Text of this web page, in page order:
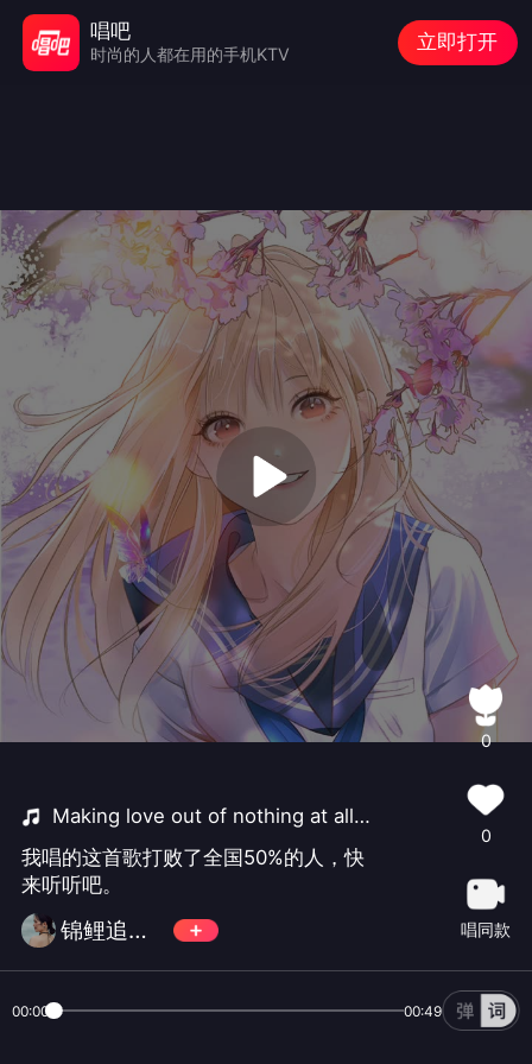
Making love out of nothing at all【Live】
我唱的这首歌打败了全国50%的人，快
来听听吧。
锦鲤追着我咬
0
0
唱同款
00:00 00:49
唱吧
时尚的人都在用的手机KTV
立即打开